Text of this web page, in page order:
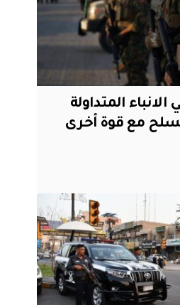
المتداولة
مع قوة أخرى